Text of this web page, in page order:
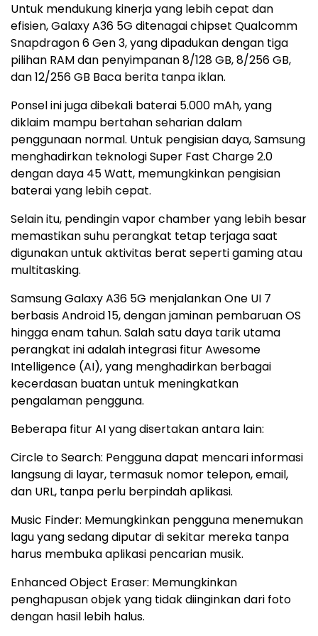
Untuk mendukung kinerja yang lebih cepat dan
efisien, Galaxy A36 5G ditenagai chipset Qualcomm
Snapdragon 6 Gen 3, yang dipadukan dengan tiga
pilihan RAM dan penyimpanan 8/128 GB, 8/256 GB,
dan 12/256 GB Baca berita tanpa iklan.
Ponsel ini juga dibekali baterai 5.000 mAh, yang
diklaim mampu bertahan seharian dalam
penggunaan normal. Untuk pengisian daya, Samsung
menghadirkan teknologi Super Fast Charge 2.0
dengan daya 45 Watt, memungkinkan pengisian
baterai yang lebih cepat.
Selain itu, pendingin vapor chamber yang lebih besar
memastikan suhu perangkat tetap terjaga saat
digunakan untuk aktivitas berat seperti gaming atau
multitasking.
Samsung Galaxy A36 5G menjalankan One UI 7
berbasis Android 15, dengan jaminan pembaruan OS
hingga enam tahun. Salah satu daya tarik utama
perangkat ini adalah integrasi fitur Awesome
Intelligence (AI), yang menghadirkan berbagai
kecerdasan buatan untuk meningkatkan
pengalaman pengguna.
Beberapa fitur AI yang disertakan antara lain:
Circle to Search: Pengguna dapat mencari informasi
langsung di layar, termasuk nomor telepon, email,
dan URL, tanpa perlu berpindah aplikasi.
Music Finder: Memungkinkan pengguna menemukan
lagu yang sedang diputar di sekitar mereka tanpa
harus membuka aplikasi pencarian musik.
Enhanced Object Eraser: Memungkinkan
penghapusan objek yang tidak diinginkan dari foto
dengan hasil lebih halus.